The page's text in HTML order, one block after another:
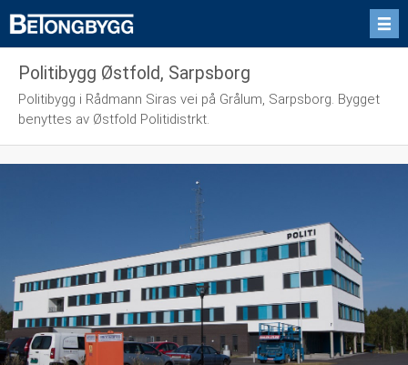
Politibygg Østfold, Sarpsborg
Politibygg i Rådmann Siras vei på Grålum, Sarpsborg. Bygget
benyttes av Østfold Politidistrkt.